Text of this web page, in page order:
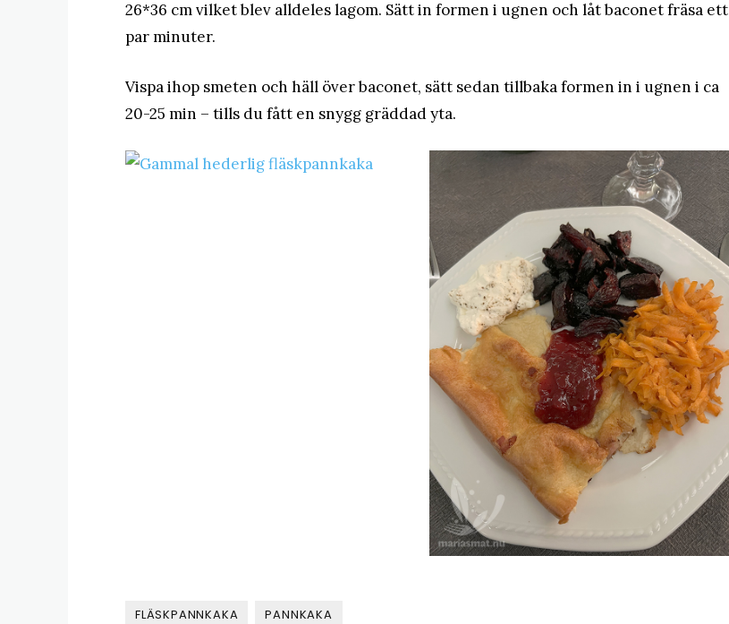
26*36 cm vilket blev alldeles lagom. Sätt in formen i ugnen och låt baconet fräsa ett
par minuter.
Vispa ihop smeten och häll över baconet, sätt sedan tillbaka formen in i ugnen i ca
20-25 min – tills du fått en snygg gräddad yta.
FLÄSKPANNKAKA PANNKAKA